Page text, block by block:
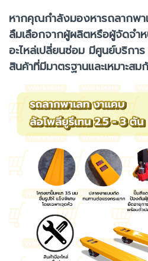
หากคุณกำลังมองหารถลากพ
ลืมเลือกจากผู้ผลิตหรือผู้จัดจำ
อะไหล่เปลี่ยนซ่อม มีศูนย์บริกา
สินค้าที่มีมาตรฐานและเหมาะส